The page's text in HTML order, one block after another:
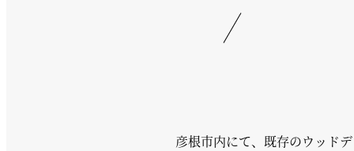
彦根市内にて、既存のウッド